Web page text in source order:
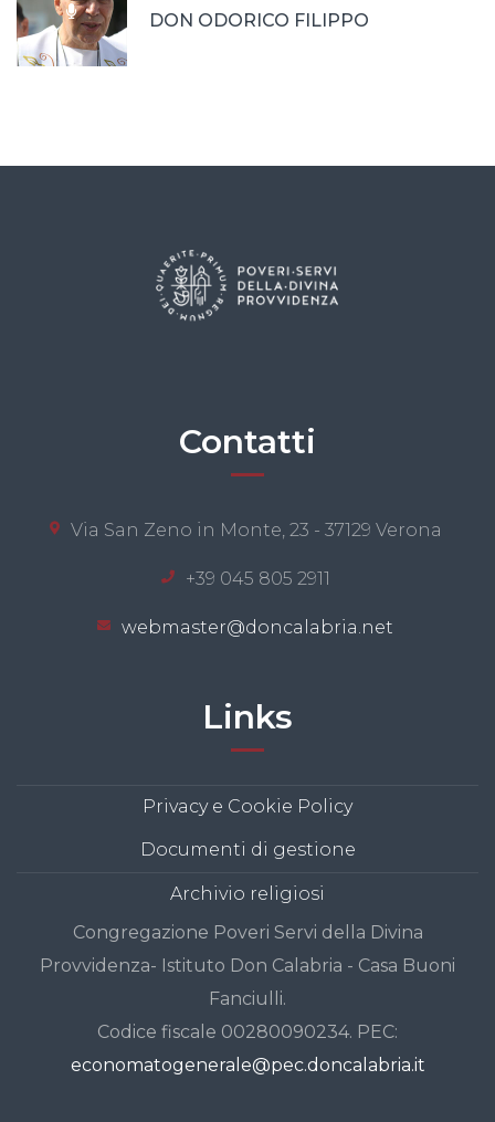
DON ODORICO FILIPPO
Contatti
Via San Zeno in Monte, 23 - 37129 Verona
+39 045 805 2911
webmaster@doncalabria.net
Links
Privacy e Cookie Policy
Documenti di gestione
Archivio religiosi
Congregazione Poveri Servi della Divina
Provvidenza- Istituto Don Calabria - Casa Buoni
Fanciulli.
Codice fiscale 00280090234. PEC:
economatogenerale@pec.doncalabria.it